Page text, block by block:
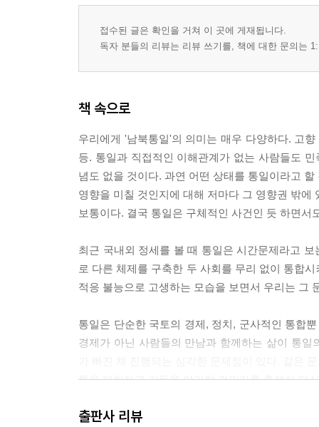
북조선을 보는 남한 읽기
'북한 주민 생활 모습전'에 나타난 통일/식민 담론 /
또 하나의 북조선 읽기
접수된 글은 확인을 거쳐 이 곳에 게재됩니다.
독자 분들의 리뷰는 리뷰 쓰기를, 책에 대한 문의는
책 속으로
우리에게 '남북통일'의 의미는 매우 다양하다. 고
등. 통일과 직접적인 이해관계가 없는 사람들도
념도 없을 것이다. 과연 어떤 상태를 통일이라고
영향을 미칠 것인지에 대해 저마다 그 영향권 밖
보통이다. 결국 통일은 구체적인 사건인 듯 하면
최근 국내외 정세를 볼 때 통일은 시간문제라고
로 다른 체제를 구축한 두 사회를 무리 없이 통합
적응 불능으로 고생하는 모습을 보면서 우리는 그
통일은 단순한 국토의 경제, 정치, 군사적인 통합
경제가 아닌 사람들의 만남과 함께하는 삶이 통
통을 제한하고 갈등을 야기할 것인가를 충분히 인
진정한 통일이란, 통일 과정에서 남과 북의 사람
출판사 리뷰